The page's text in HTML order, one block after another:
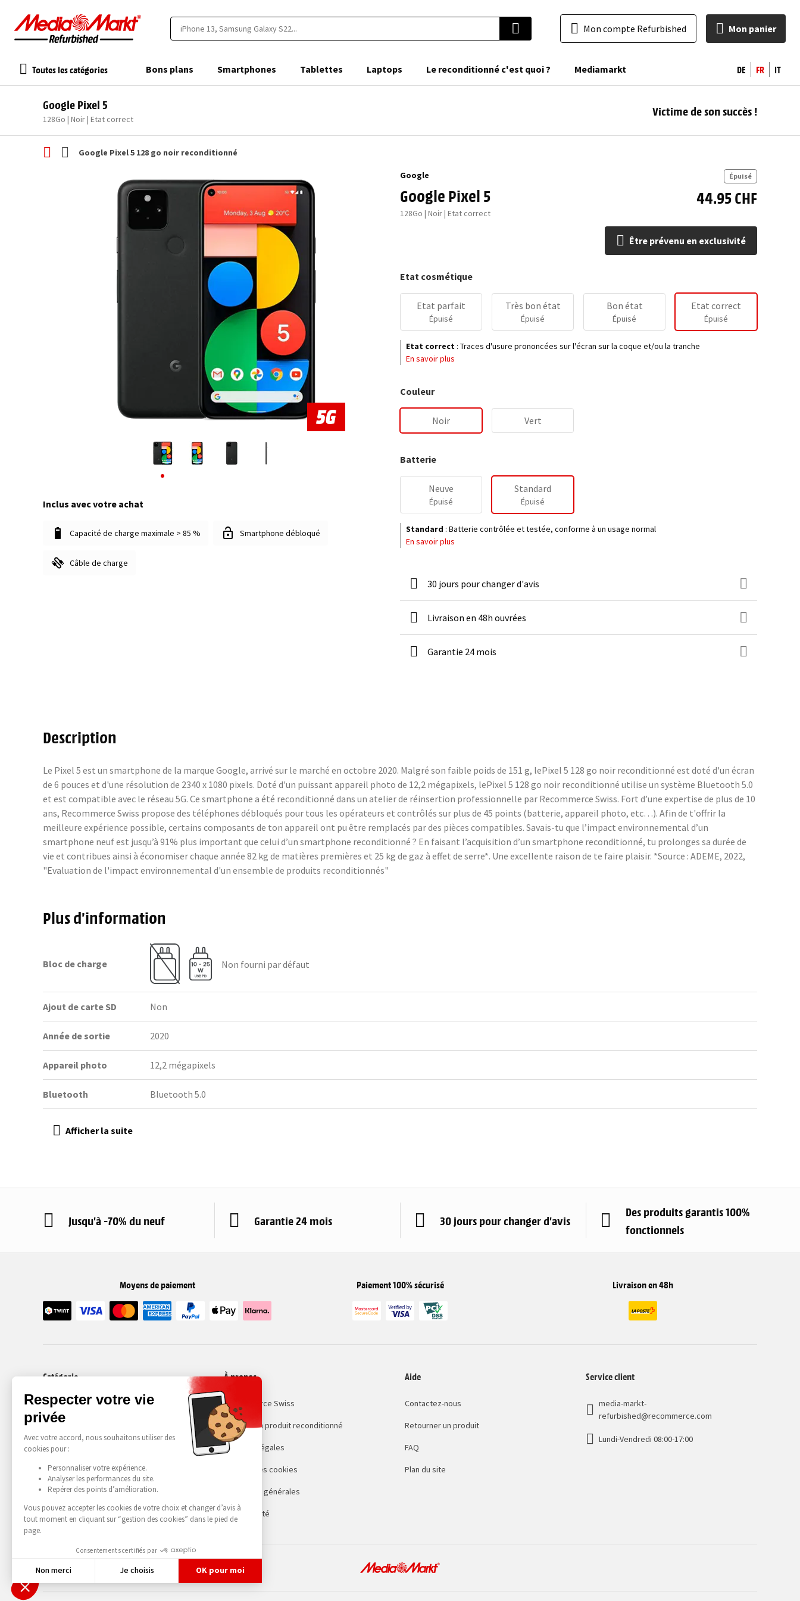
Mon compte Refurbished Mon panier
Toutes les catégories Bons plans Smartphones Tablettes Laptops Le reconditionné c'est quoi ? Mediamarkt DE FR IT
Google Pixel 5
128Go | Noir | Etat correct
Victime de son succès !
Google Pixel 5 128 go noir reconditionné
Google
Google Pixel 5
128Go | Noir | Etat correct
Épuisé
Inclus avec votre achat
Capacité de charge maximale > 85 % Smartphone débloqué
Câble de charge
44.95 CHF
Être prévenu en exclusivité
Etat cosmétique
Etat parfait
Épuisé
Très bon état
Épuisé
Bon état
Épuisé
Etat correct
Épuisé
Etat correct : Traces d'usure prononcées sur l'écran sur la coque et/ou la tranche
En savoir plus
Couleur
Noir Vert
Batterie
Neuve
Épuisé
Standard
Épuisé
Standard : Batterie contrôlée et testée, conforme à un usage normal
En savoir plus
30 jours pour changer d'avis
Livraison en 48h ouvrées
Garantie 24 mois
Description
Le Pixel 5 est un smartphone de la marque Google, arrivé sur le marché en octobre 2020. Malgré son faible poids de 151 g, lePixel 5 128 go noir reconditionné est doté d'un écran
de 6 pouces et d'une résolution de 2340 x 1080 pixels. Doté d'un puissant appareil photo de 12,2 mégapixels, lePixel 5 128 go noir reconditionné utilise un système Bluetooth 5.0
et est compatible avec le réseau 5G. Ce smartphone a été reconditionné dans un atelier de réinsertion professionnelle par Recommerce Swiss. Fort d’une expertise de plus de 10
ans, Recommerce Swiss propose des téléphones débloqués pour tous les opérateurs et contrôlés sur plus de 45 points (batterie, appareil photo, etc…). Afin de t'offrir la
meilleure expérience possible, certains composants de ton appareil ont pu être remplacés par des pièces compatibles. Savais-tu que l’impact environnemental d’un
smartphone neuf est jusqu’à 91% plus important que celui d’un smartphone reconditionné ? En faisant l’acquisition d’un smartphone reconditionné, tu prolonges sa durée de
vie et contribues ainsi à économiser chaque année 82 kg de matières premières et 25 kg de gaz à effet de serre*. Une excellente raison de te faire plaisir. *Source : ADEME, 2022,
"Evaluation de l'impact environnemental d'un ensemble de produits reconditionnés"
Plus d’information
Bloc de charge Non fourni par défaut
Ajout de carte SD Non
Année de sortie 2020
Appareil photo 12,2 mégapixels
Bluetooth Bluetooth 5.0
Jusqu'à -70% du neuf Garantie 24 mois 30 jours pour changer d'avis
Des produits garantis 100%
fonctionnels
Moyens de paiement Paiement 100% sécurisé Livraison en 48h
Catégorie
Smartphones
À propos
Recommerce Swiss
Choisir son produit reconditionné
Mentions légales
Gestion des cookies
Conditions générales
Accessibilité
Aide
Contactez-nous
Retourner un produit
FAQ
Plan du site
Service client
media-markt-
refurbished@recommerce.com
Lundi-Vendredi 08:00-17:00